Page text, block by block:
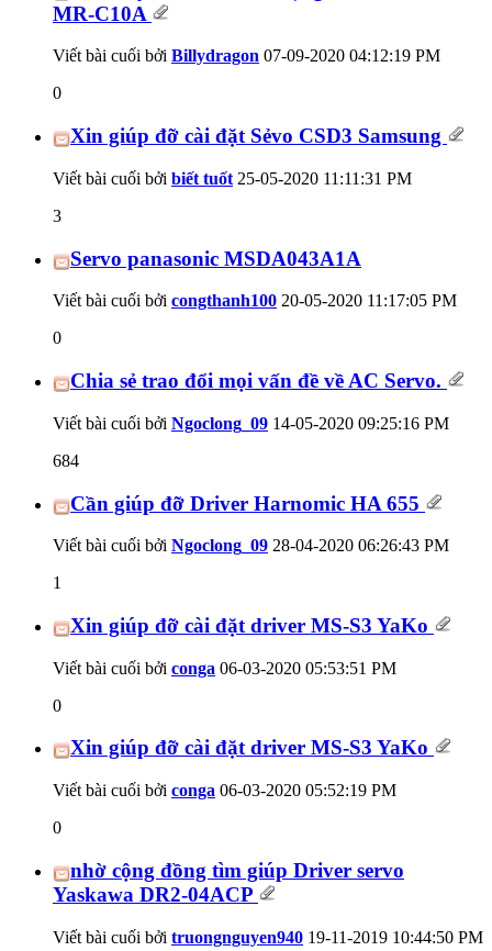
MR-C10A
Viết bài cuối bởi Billydragon 07-09-2020 04:12:19 PM
0
Xin giúp đỡ cài đặt Sẻvo CSD3 Samsung
Viết bài cuối bởi biết tuốt 25-05-2020 11:11:31 PM
3
Servo panasonic MSDA043A1A
Viết bài cuối bởi congthanh100 20-05-2020 11:17:05 PM
0
Chia sẻ trao đổi mọi vấn đề về AC Servo.
Viết bài cuối bởi Ngoclong_09 14-05-2020 09:25:16 PM
684
Cần giúp đỡ Driver Harnomic HA 655
Viết bài cuối bởi Ngoclong_09 28-04-2020 06:26:43 PM
1
Xin giúp đỡ cài đặt driver MS-S3 YaKo
Viết bài cuối bởi conga 06-03-2020 05:53:51 PM
0
Xin giúp đỡ cài đặt driver MS-S3 YaKo
Viết bài cuối bởi conga 06-03-2020 05:52:19 PM
0
nhờ cộng đồng tìm giúp Driver servo
Yaskawa DR2-04ACP
Viết bài cuối bởi truongnguyen940 19-11-2019 10:44:50 PM